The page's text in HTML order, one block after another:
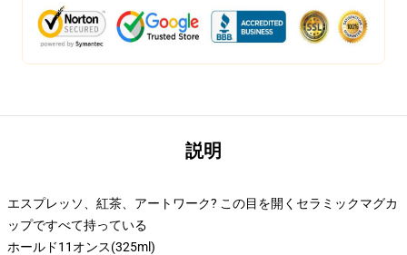
説明
エスプレッソ、紅茶、アートワーク? この目を開くセラミックマグカ
ップですべて持っている
ホールド11オンス(325ml)